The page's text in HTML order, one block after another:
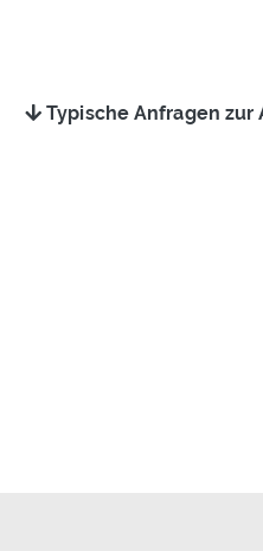
Typische Anfragen